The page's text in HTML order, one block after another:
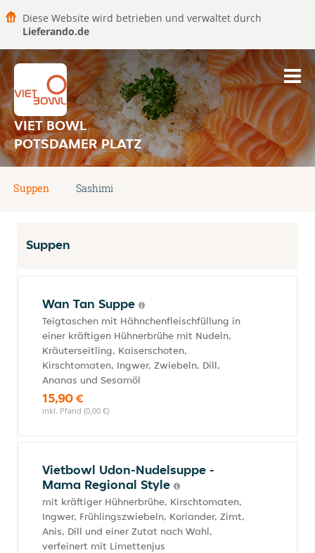
Diese Website wird betrieben und verwaltet durch
Lieferando.de
VIET BOWL
POTSDAMER PLATZ
Suppen Sashimi
Suppen
Wan Tan Suppe
Teigtaschen mit Hähnchenfleischfüllung in
einer kräftigen Hühnerbrühe mit Nudeln,
Kräuterseitling, Kaiserschoten,
Kirschtomaten, Ingwer, Zwiebeln, Dill,
Ananas und Sesamöl
15,90 €
inkl. Pfand (0,00 €)
Vietbowl Udon-Nudelsuppe -
Mama Regional Style
mit kräftiger Hühnerbrühe, Kirschtomaten,
Ingwer, Frühlingszwiebeln, Koriander, Zimt,
Anis, Dill und einer Zutat nach Wahl,
verfeinert mit Limettenjus